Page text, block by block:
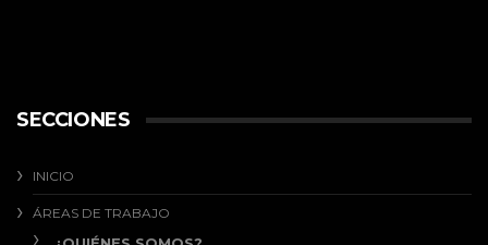
SECCIONES
INICIO
ÁREAS DE TRABAJO